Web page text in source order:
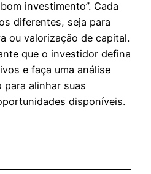
investimento”. Cada
diferentes, seja para
ou valorização de capital.
que o investidor defina
e faça uma análise
para alinhar suas
disponíveis.